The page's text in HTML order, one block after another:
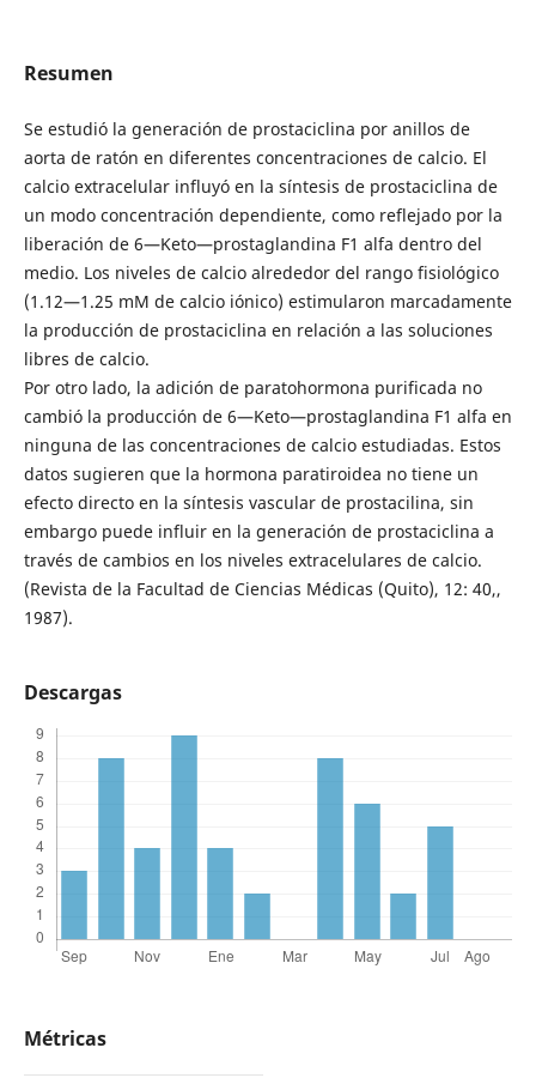
Resumen
Se estudió la generación de prostaciclina por anillos de
aorta de ratón en diferentes concentraciones de calcio. El
calcio extracelular influyó en la síntesis de prostaciclina de
un modo concentración dependiente, como reflejado por la
liberación de 6—Keto—prostaglandina F1 alfa dentro del
medio. Los niveles de calcio alrededor del rango fisiológico
(1.12—1.25 mM de calcio iónico) estimularon marcadamente
la producción de prostaciclina en relación a las soluciones
libres de calcio.
Por otro lado, la adición de paratohormona purificada no
cambió la producción de 6—Keto—prostaglandina F1 alfa en
ninguna de las concentraciones de calcio estudiadas. Estos
datos sugieren que la hormona paratiroidea no tiene un
efecto directo en la síntesis vascular de prostacilina, sin
embargo puede influir en la generación de prostaciclina a
través de cambios en los niveles extracelulares de calcio.
(Revista de la Facultad de Ciencias Médicas (Quito), 12: 40,,
1987).
Descargas
Métricas